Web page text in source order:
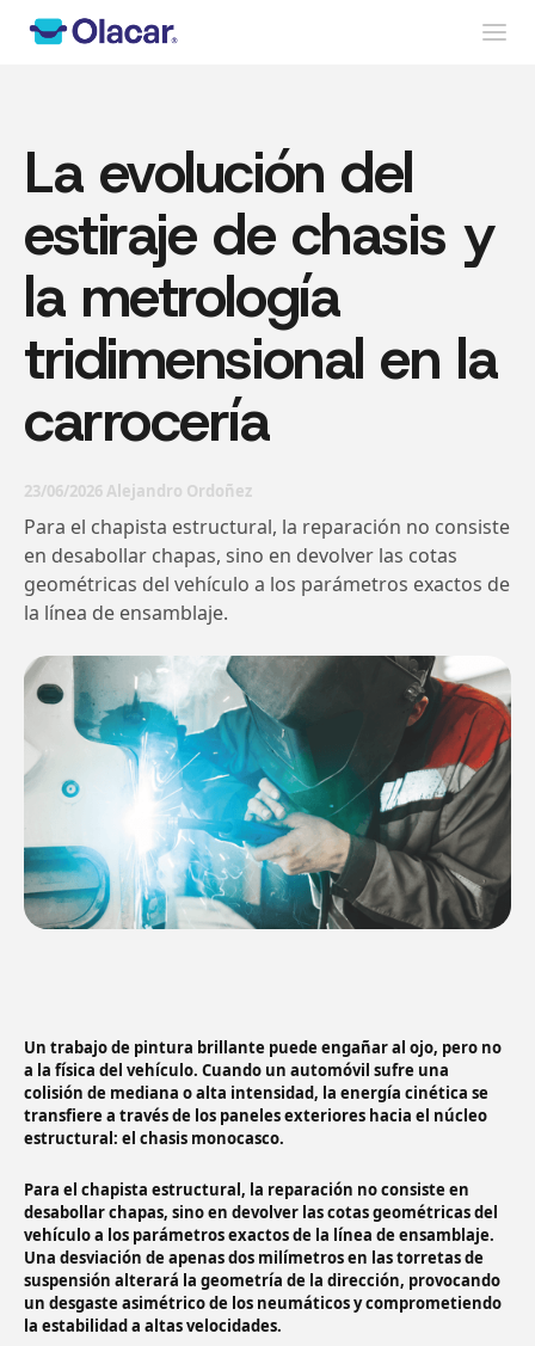
La evolución del
estiraje de chasis y
la metrología
tridimensional en la
carrocería
23/06/2026 Alejandro Ordoñez
Para el chapista estructural, la reparación no consiste
en desabollar chapas, sino en devolver las cotas
geométricas del vehículo a los parámetros exactos de
la línea de ensamblaje.
Un trabajo de pintura brillante puede engañar al ojo, pero no
a la física del vehículo. Cuando un automóvil sufre una
colisión de mediana o alta intensidad, la energía cinética se
transfiere a través de los paneles exteriores hacia el núcleo
estructural: el chasis monocasco.
Para el chapista estructural, la reparación no consiste en
desabollar chapas, sino en devolver las cotas geométricas del
vehículo a los parámetros exactos de la línea de ensamblaje.
Una desviación de apenas dos milímetros en las torretas de
suspensión alterará la geometría de la dirección, provocando
un desgaste asimétrico de los neumáticos y comprometiendo
la estabilidad a altas velocidades.